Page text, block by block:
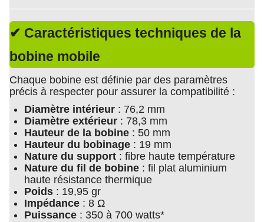
✔ Caractéristiques techniques de la
bobine mobile
Chaque bobine est définie par des paramètres
précis à respecter pour assurer la compatibilité :
Diamètre intérieur : 76,2 mm
Diamètre extérieur : 78,3 mm
Hauteur de la bobine : 50 mm
Hauteur du bobinage : 19 mm
Nature du support : fibre haute température
Nature du fil de bobine : fil plat aluminium
haute résistance thermique
Poids : 19,95 gr
Impédance : 8 Ω
Puissance : 350 à 700 watts*